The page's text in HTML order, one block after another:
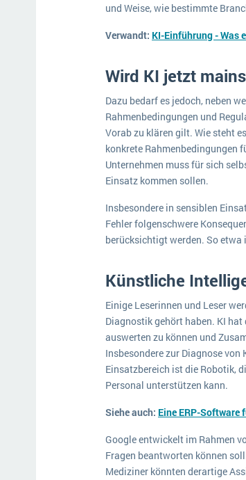
und Weise, wie bestimmte
Verwandt: KI-Einführung - Was
Wird KI jetzt
Dazu bedarf es jedoch, neben
Rahmenbedingungen und
Vorab zu klären gilt. Wie steht
konkrete Rahmenbedingungen
Unternehmen muss für sich
Einsatz kommen sollen.
Insbesondere in sensiblen
Fehler folgenschwere
berücksichtigt werden. So etwa
Künstliche
Einige Leserinnen und Leser
Diagnostik gehört haben. KI
auswerten zu können und
Insbesondere zur Diagnose
Einsatzbereich ist die Robotik,
Personal unterstützen kann.
Siehe auch: Eine ERP-Software
Google entwickelt im Rahmen
Fragen beantworten können
Mediziner könnten derartige